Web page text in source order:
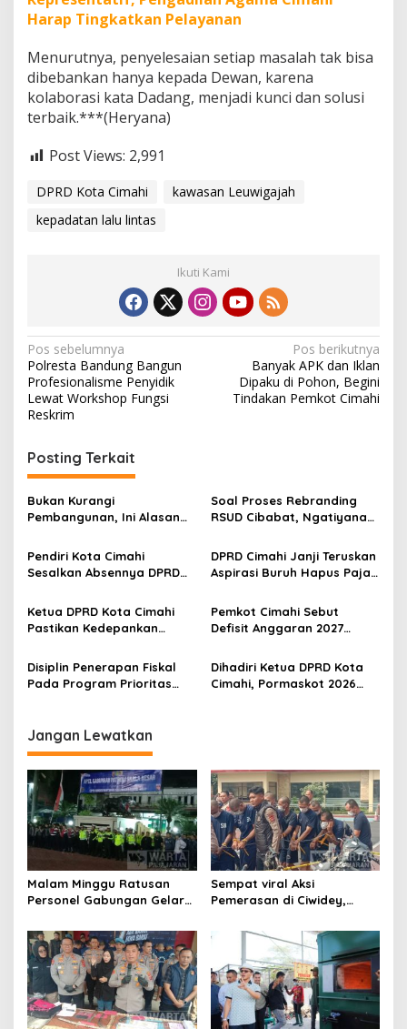
Harap Tingkatkan Pelayanan
Menurutnya, penyelesaian setiap masalah tak bisa
dibebankan hanya kepada Dewan, karena
kolaborasi kata Dadang, menjadi kunci dan solusi
terbaik.***(Heryana)
Post Views: 2,991
DPRD Kota Cimahi
kawasan Leuwigajah
kepadatan lalu lintas
Ikuti Kami
N
a
v
g
a
s
p
o
s
Pos sebelumnya
Polresta Bandung Bangun
Profesionalisme Penyidik
Lewat Workshop Fungsi
Reskrim
Pos berikutnya
Banyak APK dan Iklan
Dipaku di Pohon, Begini
Tindakan Pemkot Cimahi
Posting Terkait
Bukan Kurangi
Pembangunan, Ini Alasan
Pengurangan Belanja
Daerah
Soal Proses Rebranding
RSUD Cibabat, Ngatiyana
Perlu Persetujuan DPRD
Pendiri Kota Cimahi
Sesalkan Absennya DPRD
Rebranding RSUD Cibabat
DPRD Cimahi Janji Teruskan
Aspirasi Buruh Hapus Pajak
dan DPR
Ketua DPRD Kota Cimahi
Pastikan Kedepankan
Pembahasan LPJ APBD 2025
Pemkot Cimahi Sebut
Defisit Anggaran 2027
Pembangunan
Disiplin Penerapan Fiskal
Pada Program Prioritas
Cimahi
Dihadiri Ketua DPRD Kota
Cimahi, Pormaskot 2026
Jangan Lewatkan
Malam Minggu Ratusan
Personel Gabungan Gelar
Besar Kabupaten Bandung
Sempat viral Aksi
Pemerasan di Ciwidey,
Pelaku